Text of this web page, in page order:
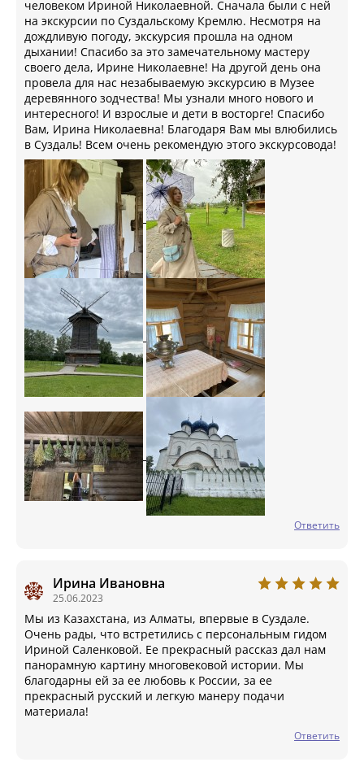
человеком Ириной Николаевной. Сначала были с ней
на экскурсии по Суздальскому Кремлю. Несмотря на
дождливую погоду, экскурсия прошла на одном
дыхании! Спасибо за это замечательному мастеру
своего дела, Ирине Николаевне! На другой день она
провела для нас незабываемую экскурсию в Музее
деревянного зодчества! Мы узнали много нового и
интересного! И взрослые и дети в восторге! Спасибо
Вам, Ирина Николаевна! Благодаря Вам мы влюбились
в Суздаль! Всем очень рекомендую этого экскурсовода!
Ответить
Ирина Ивановна
25.06.2023
Мы из Казахстана, из Алматы, впервые в Суздале.
Очень рады, что встретились с персональным гидом
Ириной Саленковой. Ее прекрасный рассказ дал нам
панорамную картину многовековой истории. Мы
благодарны ей за ее любовь к России, за ее
прекрасный русский и легкую манеру подачи
материала!
Ответить